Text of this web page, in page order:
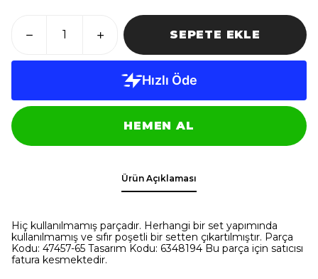
SEPETE EKLE
HEMEN AL
Ürün Açıklaması
Hiç kullanılmamış parçadır. Herhangi bir set yapımında
kullanılmamış ve sıfır poşetli bir setten çıkartılmıştır. Parça
Kodu: 47457-65 Tasarım Kodu: 6348194 Bu parça için satıcısı
fatura kesmektedir.